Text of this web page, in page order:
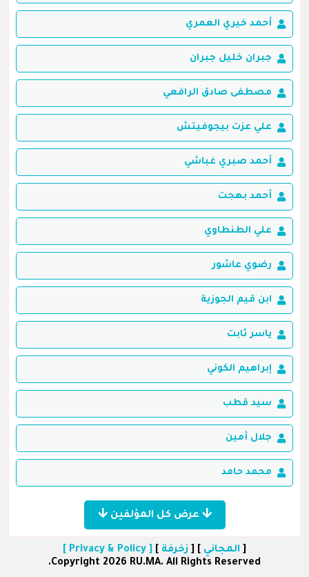
أحمد خيري العمري
جبران خليل جبران
مصطفى صادق الرافعي
علي عزت بيجوفيتش
أحمد صبري غباشي
أحمد بهجت
علي الطنطاوي
رضوي عاشور
ابن قيم الجوزية
ياسر ثابت
إبراهيم الكوني
سيد قطب
جلال أمين
محمد حامد
عرض كل المؤلفين
[ المجاني ] [ زخرفة ]
[ Privacy & Policy ]
Copyright 2026 RU.MA. All Rights Reserved.